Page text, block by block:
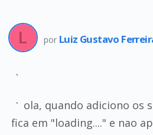
por Luiz Gustavo
`
` ola, quando adiciono os
fica em "loading...." e nao